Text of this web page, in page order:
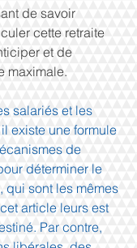
de savoir
cette retraite
et de
maximale.
salariés et les
existe une formule
de
déterminer le
qui sont les mêmes
article leurs est
Par contre,